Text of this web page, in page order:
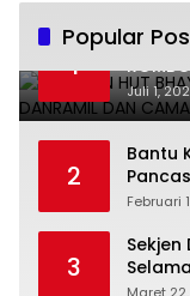
Popular
1
Juli 1,
2
Bantu
Februari
3
Sekjen DPD FPMI Karawang Mengucapkan
Calon
Maret